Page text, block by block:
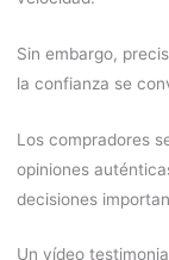
Sin embargo,
la confianza se
Los compradores
opiniones
decisiones
Un vídeo